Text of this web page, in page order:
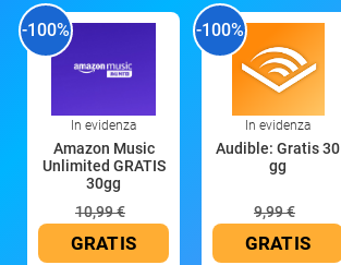
-100%
In evidenza
Amazon Music
Unlimited GRATIS
30gg
10,99 €
GRATIS
-100%
In evidenza
Audible: Gratis 30
gg
9,99 €
GRATIS